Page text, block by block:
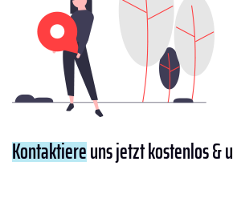
Kontaktiereuns jetzt kostenlos &